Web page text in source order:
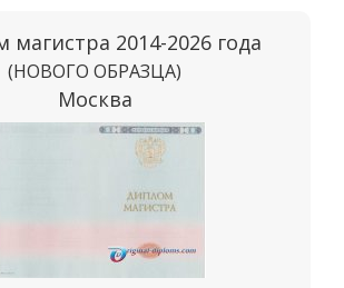
магистра 2014-2026 года
(НОВОГО ОБРАЗЦА)
Москва